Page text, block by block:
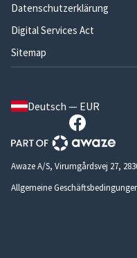
Datenschutzerklärung
Digital Services Act
Sitemap
Deutsch — EUR
Awaze A/S, Virumgårdsvej 27,
Allgemeine